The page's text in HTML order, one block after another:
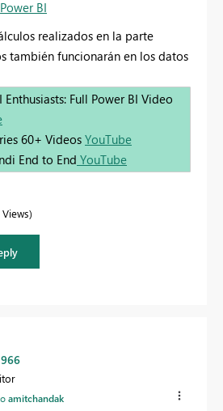
Power BI
realizados en la parte
también funcionarán en los datos
Full Power BI Video
60+ Videos YouTube
End to End YouTube
amitchandak